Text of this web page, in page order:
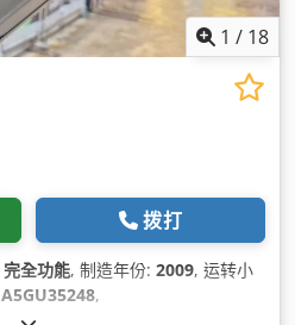
1 / 18
拨打
完全功能, 制造年份: 2009, 运转小
A5GU35248,